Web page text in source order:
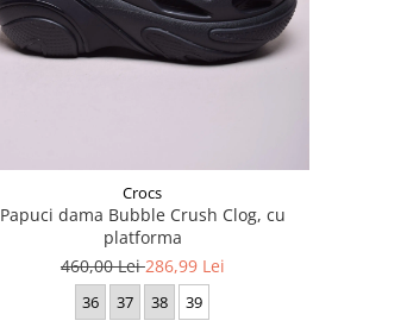
Crocs
Papuci dama Bubble Crush Clog, cu
platforma
460,00 Lei286,99 Lei
36 37 38 39